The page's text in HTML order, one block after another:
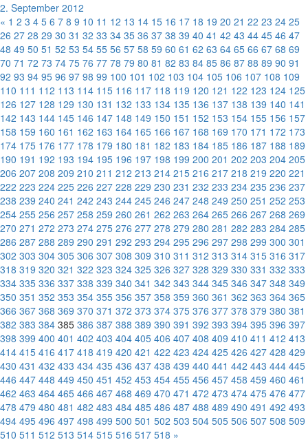
2. September 2012
« 1 2 3 4 5 6 7 8 9 10 11 12 13 14 15 16 17 18 19 20 21 22 23 24 25
26 27 28 29 30 31 32 33 34 35 36 37 38 39 40 41 42 43 44 45 46 47
48 49 50 51 52 53 54 55 56 57 58 59 60 61 62 63 64 65 66 67 68 69
70 71 72 73 74 75 76 77 78 79 80 81 82 83 84 85 86 87 88 89 90 91
92 93 94 95 96 97 98 99 100 101 102 103 104 105 106 107 108 109
110 111 112 113 114 115 116 117 118 119 120 121 122 123 124 125
126 127 128 129 130 131 132 133 134 135 136 137 138 139 140 141
142 143 144 145 146 147 148 149 150 151 152 153 154 155 156 157
158 159 160 161 162 163 164 165 166 167 168 169 170 171 172 173
174 175 176 177 178 179 180 181 182 183 184 185 186 187 188 189
190 191 192 193 194 195 196 197 198 199 200 201 202 203 204 205
206 207 208 209 210 211 212 213 214 215 216 217 218 219 220 221
222 223 224 225 226 227 228 229 230 231 232 233 234 235 236 237
238 239 240 241 242 243 244 245 246 247 248 249 250 251 252 253
254 255 256 257 258 259 260 261 262 263 264 265 266 267 268 269
270 271 272 273 274 275 276 277 278 279 280 281 282 283 284 285
286 287 288 289 290 291 292 293 294 295 296 297 298 299 300 301
302 303 304 305 306 307 308 309 310 311 312 313 314 315 316 317
318 319 320 321 322 323 324 325 326 327 328 329 330 331 332 333
334 335 336 337 338 339 340 341 342 343 344 345 346 347 348 349
350 351 352 353 354 355 356 357 358 359 360 361 362 363 364 365
366 367 368 369 370 371 372 373 374 375 376 377 378 379 380 381
382 383 384 385 386 387 388 389 390 391 392 393 394 395 396 397
398 399 400 401 402 403 404 405 406 407 408 409 410 411 412 413
414 415 416 417 418 419 420 421 422 423 424 425 426 427 428 429
430 431 432 433 434 435 436 437 438 439 440 441 442 443 444 445
446 447 448 449 450 451 452 453 454 455 456 457 458 459 460 461
462 463 464 465 466 467 468 469 470 471 472 473 474 475 476 477
478 479 480 481 482 483 484 485 486 487 488 489 490 491 492 493
494 495 496 497 498 499 500 501 502 503 504 505 506 507 508 509
510 511 512 513 514 515 516 517 518 »